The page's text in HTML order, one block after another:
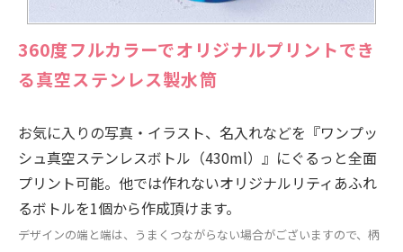
360度フルカラーでオリジナルプリントでき
る真空ステンレス製水筒
お気に入りの写真・イラスト、名入れなどを『ワンプッ
シュ真空ステンレスボトル（430ml）』にぐるっと全面
プリント可能。他では作れないオリジナルリティあふれ
るボトルを1個から作成頂けます。
デザインの端と端は、うまくつながらない場合がございますので、柄